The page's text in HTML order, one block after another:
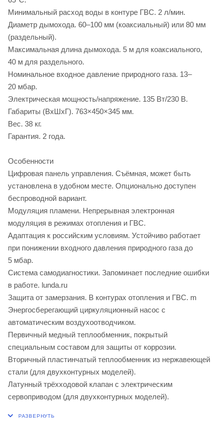
Минимальный расход воды в контуре ГВС. 2 л/мин.
Диаметр дымохода. 60–100 мм (коаксиальный) или 80 мм
(раздельный).
Максимальная длина дымохода. 5 м для коаксиального,
40 м для раздельного.
Номинальное входное давление природного газа. 13–
20 мбар.
Электрическая мощность/напряжение. 135 Вт/230 В.
Габариты (ВхШхГ). 763×450×345 мм.
Вес. 38 кг.
Гарантия. 2 года.
Особенности
Цифровая панель управления. Съёмная, может быть
установлена в удобном месте. Опционально доступен
беспроводной вариант.
Модуляция пламени. Непрерывная электронная
модуляция в режимах отопления и ГВС.
Адаптация к российским условиям. Устойчиво работает
при понижении входного давления природного газа до
5 мбар.
Система самодиагностики. Запоминает последние ошибки
в работе. lunda.ru
Защита от замерзания. В контурах отопления и ГВС. m
Энергосберегающий циркуляционный насос с
автоматическим воздухоотводчиком.
Первичный медный теплообменник, покрытый
специальным составом для защиты от коррозии.
Вторичный пластинчатый теплообменник из нержавеющей
стали (для двухконтурных моделей).
Латунный трёхходовой клапан с электрическим
сервоприводом (для двухконтурных моделей).